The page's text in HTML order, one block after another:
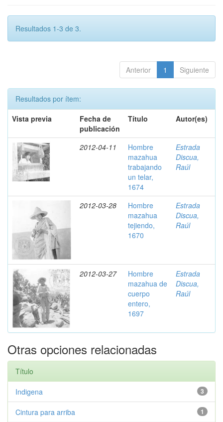
Resultados 1-3 de 3.
Anterior 1 Siguiente
Resultados por ítem:
Vista previa
Fecha de
publicación
Título Autor(es)
2012-04-11
Hombre
mazahua
trabajando
un telar,
1674
Estrada
Discua,
Raúl
2012-03-28
Hombre
mazahua
tejiendo,
1670
Estrada
Discua,
Raúl
2012-03-27
Hombre
mazahua de
cuerpo
entero,
1697
Estrada
Discua,
Raúl
Otras opciones relacionadas
Título
3
Indigena
1
Cintura para arriba